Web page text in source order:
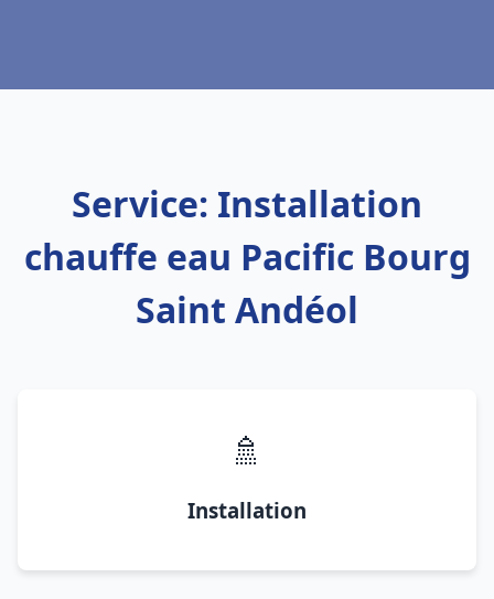
Service: Installation
chauffe eau Pacific Bourg
Saint Andéol
🚿
Installation